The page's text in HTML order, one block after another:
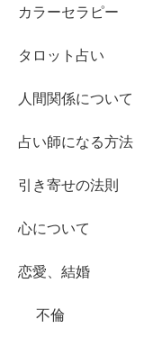
カラーセラピー
タロット占い
人間関係について
占い師になる方法
引き寄せの法則
心について
恋愛、結婚
不倫